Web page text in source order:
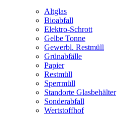
Altglas
Bioabfall
Elektro-Schrott
Gelbe Tonne
Gewerbl. Restmüll
Grünabfälle
Papier
Restmüll
Sperrmüll
Standorte Glasbehälter
Sonderabfall
Wertstoffhof